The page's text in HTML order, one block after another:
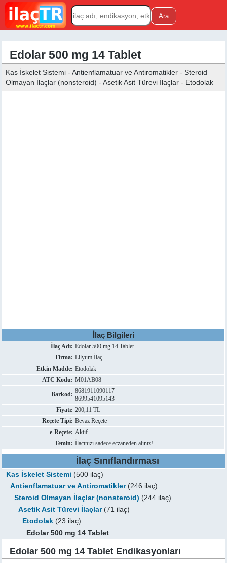
Edolar 500 mg 14 Tablet
Kas İskelet Sistemi - Antienflamatuar ve Antiromatikler - Steroid
Olmayan İlaçlar (nonsteroid) - Asetik Asit Türevi İlaçlar - Etodolak
İlaç Bilgileri
İlaç Adı: Edolar 500 mg 14 Tablet
Firma: Lilyum İlaç
Etkin Madde: Etodolak
ATC Kodu: M01AB08
Barkod: 8681911090117
8699541095143
Fiyatı: 200,11 TL
Reçete Tipi: Beyaz Reçete
e-Reçete: Aktif
Temin: İlacınızı sadece eczaneden alınız!
İlaç Sınıflandırması
Kas İskelet Sistemi (500 ilaç)
Antienflamatuar ve Antiromatikler(246 ilaç)
Steroid Olmayan İlaçlar (nonsteroid) (244 ilaç)
Asetik Asit Türevi İlaçlar(71 ilaç)
Etodolak (23 ilaç)
Edolar 500 mg 14 Tablet
Edolar 500 mg 14 Tablet Endikasyonları